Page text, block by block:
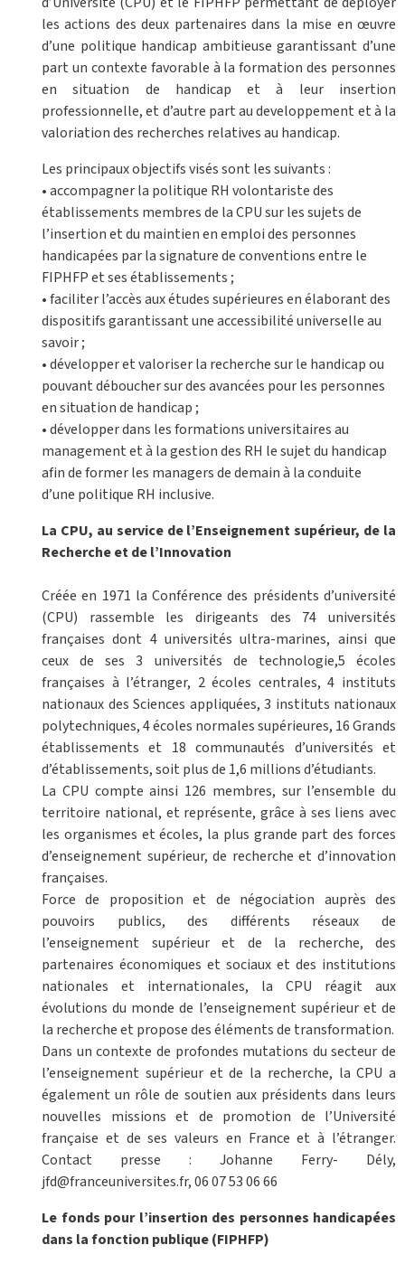
les actions des deux partenaires dans la mise en œuvre
d’une politique handicap ambitieuse garantissant d’une
part un contexte favorable à la formation des personnes
en situation de handicap et à leur insertion
professionnelle, et d’autre part au developpement et à la
valoriation des recherches relatives au handicap.
Les principaux objectifs visés sont les suivants :
• accompagner la politique RH volontariste des
établissements membres de la CPU sur les sujets de
l’insertion et du maintien en emploi des personnes
handicapées par la signature de conventions entre le
FIPHFP et ses établissements ;
• faciliter l’accès aux études supérieures en élaborant des
dispositifs garantissant une accessibilité universelle au
savoir ;
• développer et valoriser la recherche sur le handicap ou
pouvant déboucher sur des avancées pour les personnes
en situation de handicap ;
• développer dans les formations universitaires au
management et à la gestion des RH le sujet du handicap
afin de former les managers de demain à la conduite
d’une politique RH inclusive.
La CPU, au service de l’Enseignement supérieur, de la
Recherche et de l’Innovation
Créée en 1971 la Conférence des présidents d’université
(CPU) rassemble les dirigeants des 74 universités
françaises dont 4 universités ultra-marines, ainsi que
ceux de ses 3 universités de technologie,5 écoles
françaises à l’étranger, 2 écoles centrales, 4 instituts
nationaux des Sciences appliquées, 3 instituts nationaux
polytechniques, 4 écoles normales supérieures, 16 Grands
établissements et 18 communautés d’universités et
d’établissements, soit plus de 1,6 millions d’étudiants.
La CPU compte ainsi 126 membres, sur l’ensemble du
territoire national, et représente, grâce à ses liens avec
les organismes et écoles, la plus grande part des forces
d’enseignement supérieur, de recherche et d’innovation
françaises.
Force de proposition et de négociation auprès des
pouvoirs publics, des différents réseaux de
l’enseignement supérieur et de la recherche, des
partenaires économiques et sociaux et des institutions
nationales et internationales, la CPU réagit aux
évolutions du monde de l’enseignement supérieur et de
la recherche et propose des éléments de transformation.
Dans un contexte de profondes mutations du secteur de
l’enseignement supérieur et de la recherche, la CPU a
également un rôle de soutien aux présidents dans leurs
nouvelles missions et de promotion de l’Université
française et de ses valeurs en France et à l’étranger.
Contact presse : Johanne Ferry- Dély,
jfd@franceuniversites.fr, 06 07 53 06 66
Le fonds pour l’insertion des personnes handicapées
dans la fonction publique (FIPHFP)